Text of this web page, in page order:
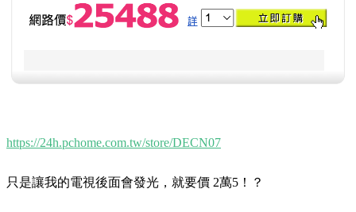
https://24h.pchome.com.tw/store/DECN07
只是讓我的電視後面會發光，就要價 2萬5！？